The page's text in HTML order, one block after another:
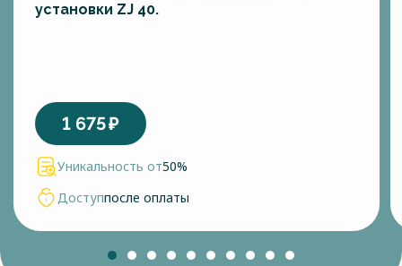
установки ZJ 40.
1 675₽
Уникальность от50%
Доступпосле оплаты